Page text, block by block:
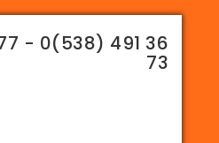
- 0(538) 491 36
73